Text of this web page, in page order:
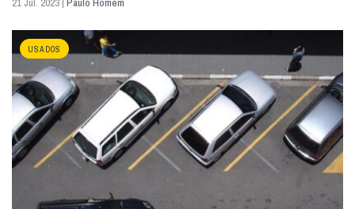
21 Jul. 2023 | Paulo Homem
USADOS